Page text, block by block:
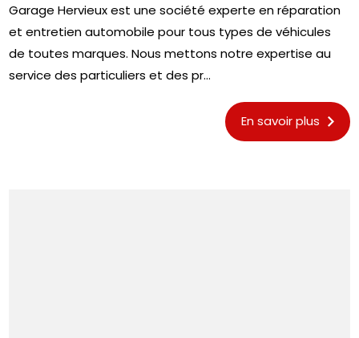
Garage Hervieux est une société experte en réparation
et entretien automobile pour tous types de véhicules
de toutes marques. Nous mettons notre expertise au
service des particuliers et des pr...
En savoir plus